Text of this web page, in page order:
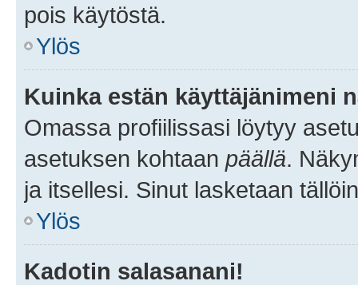
pois käytöstä.
Ylös
Kuinka estän käyttäjänimeni
Omassa profiilissasi löytyy
asetuksen kohtaan päällä.
ja itsellesi. Sinut lasketaan
Ylös
Kadotin salasanani!